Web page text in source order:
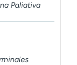
Paliativa